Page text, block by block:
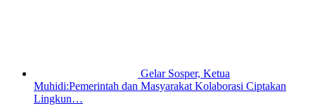
Gelar Sosper, Ketua
Muhidi:Pemerintah dan Masyarakat Kolaborasi Ciptakan
Lingkun…